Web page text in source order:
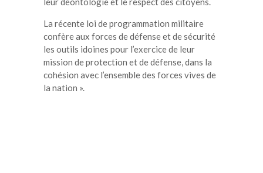
La récente loi de programmation militaire
confère aux forces de défense et de sécurité
les outils idoines pour l’exercice de leur
mission de protection et de défense, dans la
cohésion avec l’ensemble des forces vives de
la nation ».